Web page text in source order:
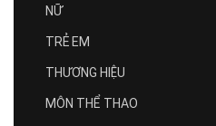
NỮ
TRẺ EM
THƯƠNG HIỆU
MÔN THỂ THAO